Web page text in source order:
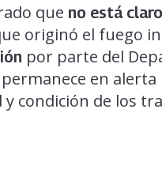
que no está
originó el fuego
por parte del
permanece en
condición de los